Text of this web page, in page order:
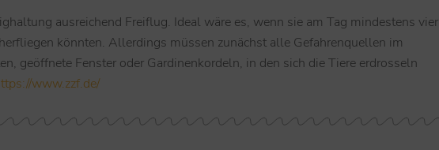
ausreichend Freiflug. Ideal wäre es, wenn sie am Tag mindestens vier
könnten. Allerdings müssen zunächst alle Gefahrenquellen im
geöffnete Fenster oder Gardinenkordeln, in den sich die Tiere erdrosseln
www.zzf.de/